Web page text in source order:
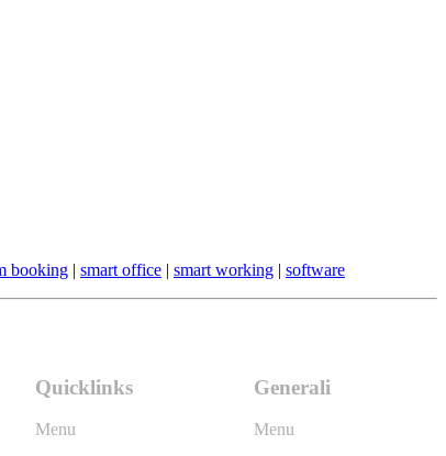
booking | smart office | smart working | software
Quicklinks
Menu
Generali
Menu